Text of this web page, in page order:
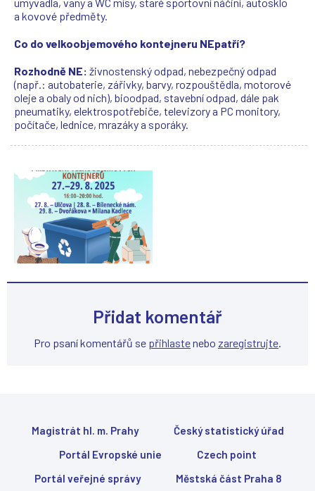
a kovové předměty.
Co do velkoobjemového kontejneru NEpatří?
Rozhodně NE: živnostenský odpad, nebezpečný odpad
(např.: autobaterie, zářivky, barvy, rozpouštědla, motorové
oleje a obaly od nich), bioodpad, stavební odpad, dále pak
pneumatiky, elektrospotřebiče, televizory a PC monitory,
počítače, lednice, mrazáky a sporáky.
Přidat komentář
Pro psaní komentářů se přihlastenebo zaregistrujte.
Magistrát hl. m. Prahy
Český statistický úřad
Portál Evropské unie
Czech point
Portál veřejné správy
Městská část Praha 8